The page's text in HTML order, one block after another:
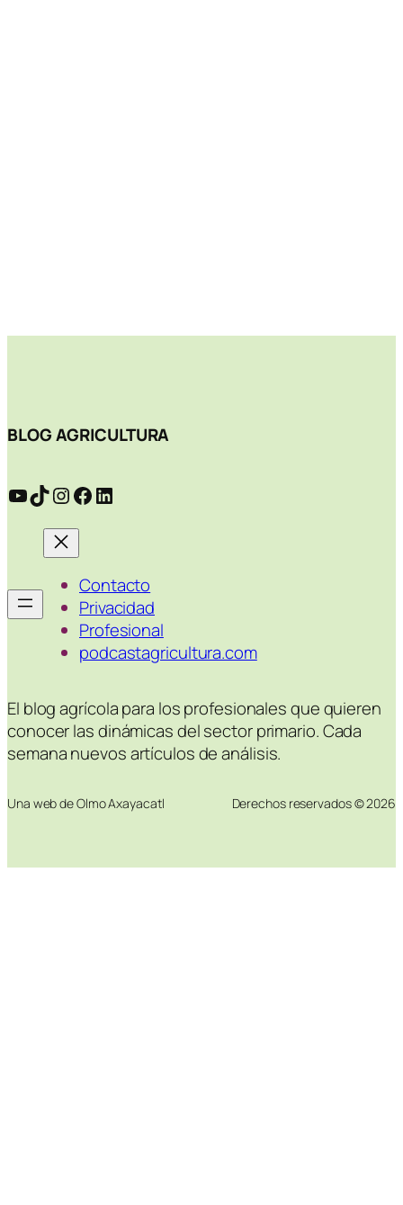
BLOG AGRICULTURA
YouTube
TikTok
Instagram
Facebook
LinkedIn
Contacto
Privacidad
Profesional
podcastagricultura.com
El blog agrícola para los profesionales que quieren
conocer las dinámicas del sector primario. Cada
semana nuevos artículos de análisis.
Una web de Olmo Axayacatl Derechos reservados © 2026